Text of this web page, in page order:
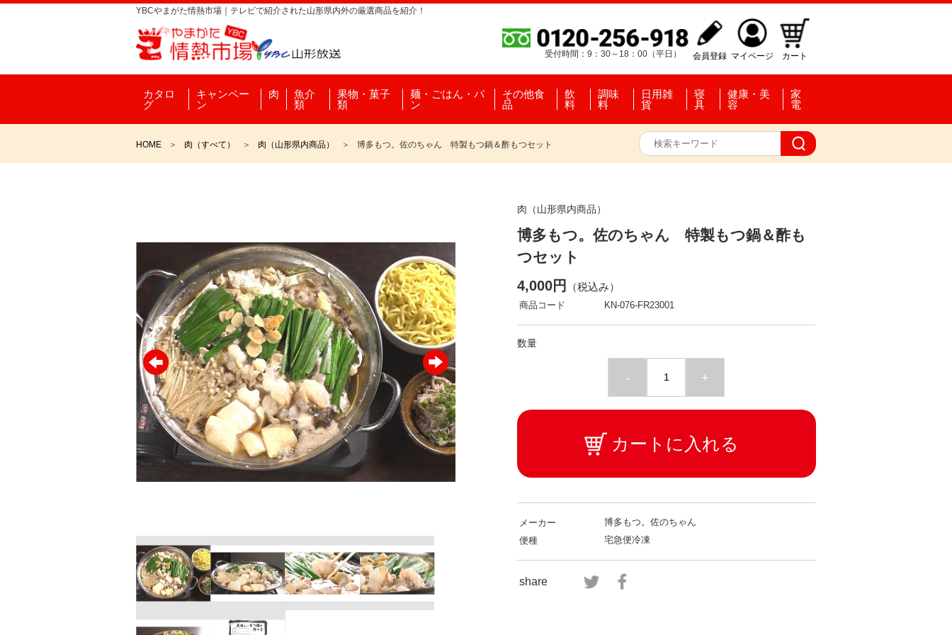
YBCやまがた情熱市場｜テレビで紹介された山形県内外の厳選商品を紹介！
受付時間：9：30～18：00（平日） 会員登録 マイページ カート
カタロ
グ
キャンペー
ン
肉
魚介
類
果物・菓子
類
麺・ごはん・パ
ン
その他食
品
飲
料
調味
料
日用雑
貨
寝
具
健康・美
容
家
電
HOME 肉（すべて） 肉（山形県内商品） 博多もつ。佐のちゃん 特製もつ鍋＆酢もつセット
肉（山形県内商品）
博多もつ。佐のちゃん 特製もつ鍋＆酢も
つセット
4,000円 （税込み）
商品コード KN-076-FR23001
数量
- +
カートに入れる
メーカー
博多もつ。佐のちゃん
便種
宅急便冷凍
share